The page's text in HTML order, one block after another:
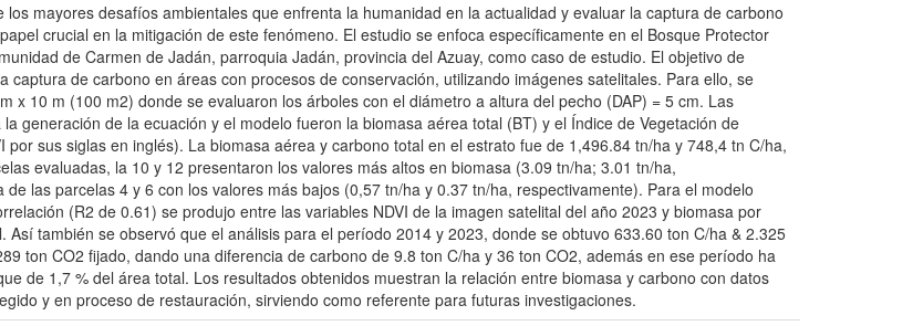
los mayores desafíos ambientales que enfrenta la humanidad en la actualidad y evaluar la captura de carbono
crucial en la mitigación de este fenómeno. El estudio se enfoca específicamente en el Bosque Protector
de Carmen de Jadán, parroquia Jadán, provincia del Azuay, como caso de estudio. El objetivo de
captura de carbono en áreas con procesos de conservación, utilizando imágenes satelitales. Para ello, se
x 10 m (100 m2) donde se evaluaron los árboles con el diámetro a altura del pecho (DAP) = 5 cm. Las
generación de la ecuación y el modelo fueron la biomasa aérea total (BT) y el Índice de Vegetación de
por sus siglas en inglés). La biomasa aérea y carbono total en el estrato fue de 1,496.84 tn/ha y 748,4 tn C/ha,
evaluadas, la 10 y 12 presentaron los valores más altos en biomasa (3.09 tn/ha; 3.01 tn/ha,
de las parcelas 4 y 6 con los valores más bajos (0,57 tn/ha y 0.37 tn/ha, respectivamente). Para el modelo
(R2 de 0.61) se produjo entre las variables NDVI de la imagen satelital del año 2023 y biomasa por
Así también se observó que el análisis para el período 2014 y 2023, donde se obtuvo 633.60 ton C/ha & 2.325
ton CO2 fijado, dando una diferencia de carbono de 9.8 ton C/ha y 36 ton CO2, además en ese período ha
de 1,7 % del área total. Los resultados obtenidos muestran la relación entre biomasa y carbono con datos
y en proceso de restauración, sirviendo como referente para futuras investigaciones.